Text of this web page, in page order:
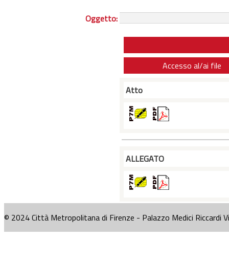
Oggetto:
Accesso al/ai file
Atto
ALLEGATO
© 2024 Città Metropolitana di Firenze - Palazzo Medici Riccardi